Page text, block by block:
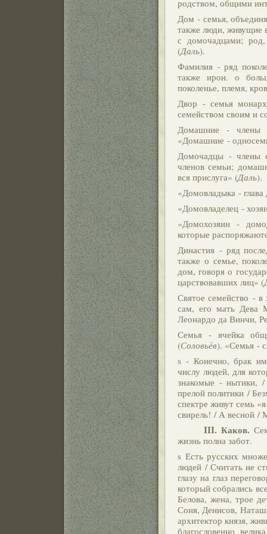
родством, общими
Дом - семья,
также люди, живущие
с домочадцами; род,
(Даль).
Фамилия - ряд
также ирон. о
поколенье, племя,
Двор - семья
семейством своим и
Домашние - члены
«Домашние -
Домочадцы - члены
членов семьи;
вся прислуга» (Даль).
«Домовладыка -
«Домовладелец -
«Домохозяин -
которые
Династия - ряд
также о семье,
дом, говоря о
царствовавших лиц» (
Святое семейство -
сам, его мать Дева
Леонардо да Винчи,
Семья - ячейка
(Соловьёв). «Семья -
s - Конечно, брак
числу людей, для
знакомые - нытики,
прелой политики /
спектре живут семь
свирель! / А весной /
III. Каков.
жизнь полна забот.
s Есть русских
людей / Считать не
глазу на глаз
который собрались
Белова, жена, трое
Соня, Денисов,
архитектор князя,
благословенно